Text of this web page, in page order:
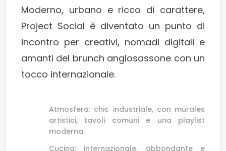
Moderno, urbano e ricco di carattere,
Project Social è diventato un punto di
incontro per creativi, nomadi digitali e
amanti del brunch anglosassone con un
tocco internazionale.
Atmosfera: chic industriale, con murales
artistici, tavoli comuni e una playlist
moderna.
Cucina: internazionale, abbondante e